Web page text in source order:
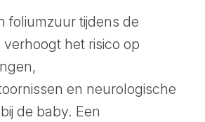
foliumzuur tijdens de
het risico op
en neurologische
de baby. Een